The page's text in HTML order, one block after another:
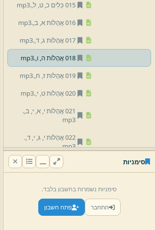
015 כֵּלִים כ,
ט, ל,.
mp3
016 אֲהָלוֹת א,
ב,.
mp3
017 אֲהָלוֹת ג,
ד,.
mp3
018 אֲהָלוֹת ה,
ו,.
mp3
019 אֲהָלוֹת ז,
ח,.
mp3
020 אֲהָלוֹת ט,
י,.
mp3
021 אֲהָלוֹת י,
א, י, ב,.
mp3
022 אֲהָלוֹת י,
ג, י, ד,.
mp3
ו,ט,ז, .
mp3
024 אֲהָלוֹת י,
mp3
025 נְגָעִים א,
ב,
סימניות
סימניות נשמרות בחשבון בלבד.
התחבר פתח חשבון